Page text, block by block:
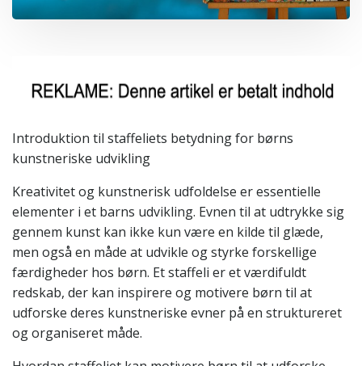
Introduktion til staffeliets betydning for børns
kunstneriske udvikling
Kreativitet og kunstnerisk udfoldelse er essentielle
elementer i et barns udvikling. Evnen til at udtrykke sig
gennem kunst kan ikke kun være en kilde til glæde,
men også en måde at udvikle og styrke forskellige
færdigheder hos børn. Et staffeli er et værdifuldt
redskab, der kan inspirere og motivere børn til at
udforske deres kunstneriske evner på en struktureret
og organiseret måde.